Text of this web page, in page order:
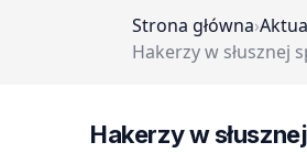
Strona główna›
Hakerzy w słusznej
Hakerzy w